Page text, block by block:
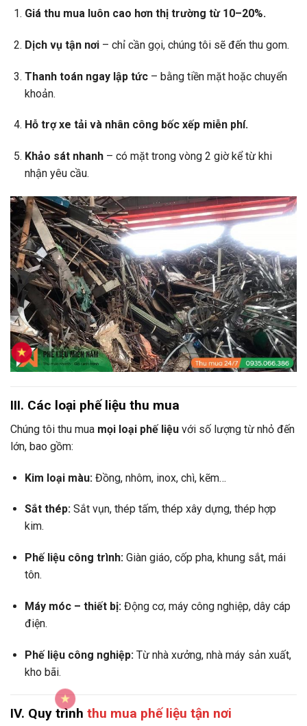
Giá thu mua luôn cao hơn thị trường từ 10–20%.
Dịch vụ tận nơi– chỉ cần gọi, chúng tôi sẽ đến thu gom.
Thanh toán ngay lập tức– bằng tiền mặt hoặc chuyển
khoản.
Hỗ trợ xe tải và nhân công bốc xếp miễn phí.
Khảo sát nhanh– có mặt trong vòng 2 giờ kể từ khi
nhận yêu cầu.
III. Các loại phế liệu thu mua
Chúng tôi thu mua mọi loại phế liệu với số lượng từ nhỏ đến
lớn, bao gồm:
Kim loại màu:Đồng, nhôm, inox, chì, kẽm…
Sắt thép:Sắt vụn, thép tấm, thép xây dựng, thép hợp
kim.
Phế liệu công trình:Giàn giáo, cốp pha, khung sắt, mái
tôn.
Máy móc – thiết bị:Động cơ, máy công nghiệp, dây cáp
điện.
Phế liệu công nghiệp:Từ nhà xưởng, nhà máy sản xuất,
kho bãi.
IV. Quy trình thu mua phế liệu tận nơi